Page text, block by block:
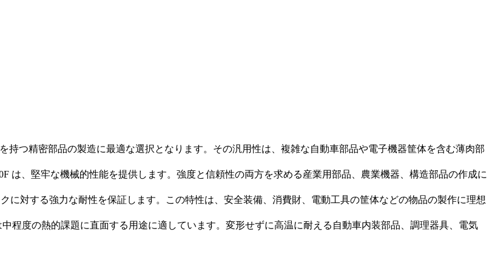
持つ精密部品の製造に最適な選択となります。その汎用性は、複雑な自動車部品や電子機器筐体を含む薄肉部
は、堅牢な機械的性能を提供します。強度と信頼性の両方を求める産業用部品、農業機器、構造部品の作成に
に対する強力な耐性を保証します。この特性は、安全装備、消費財、電動工具の筐体などの物品の製作に理想
程度の熱的課題に直面する用途に適しています。変形せずに高温に耐える自動車内装部品、調理器具、電気